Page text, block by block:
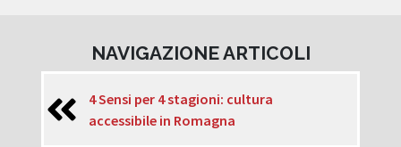
NAVIGAZIONE ARTICOLI
4 Sensi per 4 stagioni: cultura
accessibile in Romagna